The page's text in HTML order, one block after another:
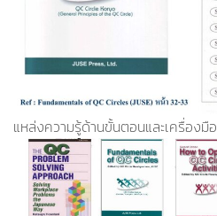
แหล่งความรู้ด้านขั้นตอนและเครื่องมือ